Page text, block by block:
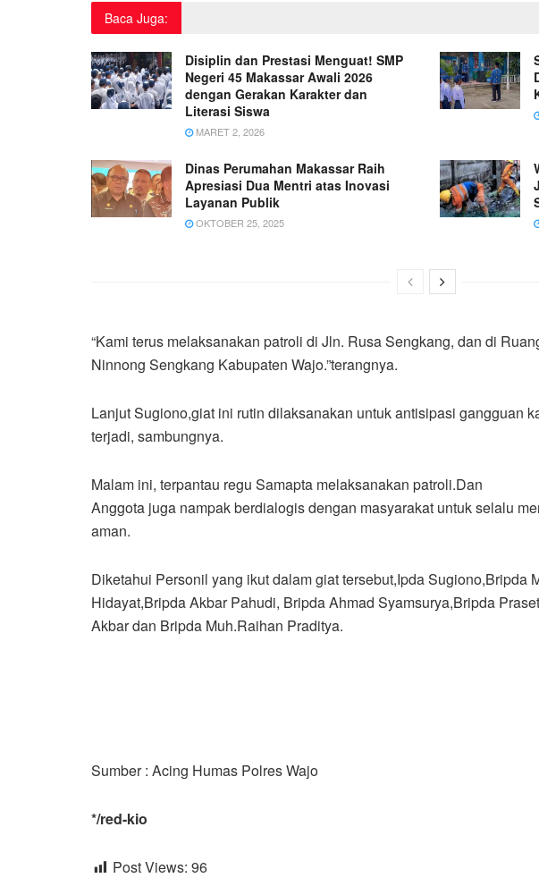
Baca Juga:
Disiplin dan Prestasi Menguat! SMP
Negeri 45 Makassar Awali 2026
dengan Gerakan Karakter dan
Literasi Siswa
MARET 2, 2026
Dinas Perumahan Makassar Raih
Apresiasi Dua Mentri atas Inovasi
Layanan Publik
OKTOBER 25, 2025
“Kami terus melaksanakan patroli di Jln. Rusa Sengkang, dan di
Ninnong Sengkang Kabupaten Wajo.”terangnya.
Lanjut Sugiono,giat ini rutin dilaksanakan untuk antisipasi gangguan
terjadi, sambungnya.
Malam ini, terpantau regu Samapta melaksanakan patroli.Dan
Anggota juga nampak berdialogis dengan masyarakat untuk selalu
aman.
Diketahui Personil yang ikut dalam giat tersebut,Ipda Sugiono,Bripda
Hidayat,Bripda Akbar Pahudi, Bripda Ahmad Syamsurya,Bripda
Akbar dan Bripda Muh.Raihan Praditya.
Sumber : Acing Humas Polres Wajo
*/red-kio
Post Views: 96